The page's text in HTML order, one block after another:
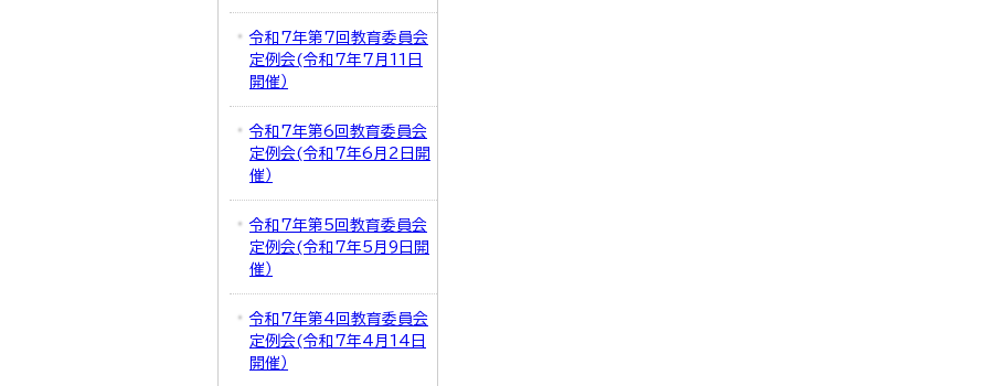
令和7年第7回教育委員会
定例会(令和7年7月11日
開催）
令和7年第6回教育委員会
定例会(令和7年6月2日開
催）
令和7年第5回教育委員会
定例会(令和7年5月9日開
催）
令和7年第4回教育委員会
定例会(令和7年4月14日
開催）